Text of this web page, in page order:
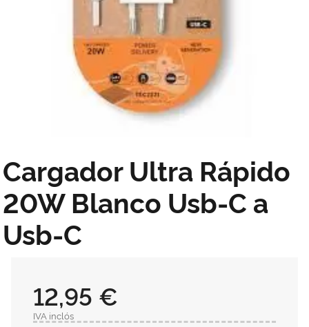
Cargador Ultra Rápido
20W Blanco Usb-C a
Usb-C
12,95 €
IVA inclós